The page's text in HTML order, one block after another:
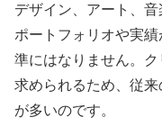
デザイン、アート、音
ポートフォリオや実
準にはなりません。
求められるため、従
が多いのです。